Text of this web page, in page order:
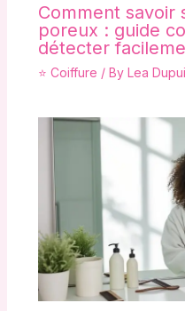
Comment savoir
poreux : guide
détecter
⭐ Coiffure / By Lea